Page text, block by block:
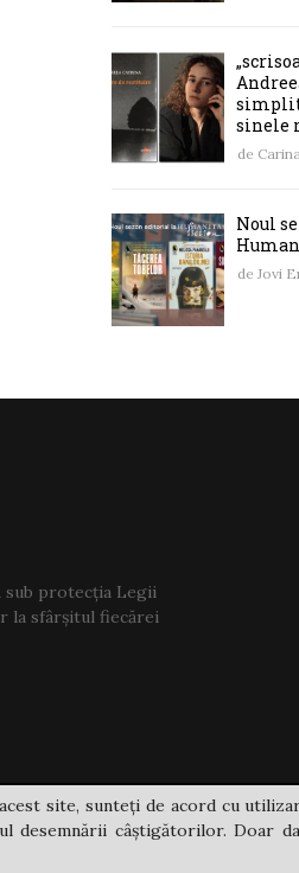
sinele
de
Noul
de Jovi
protecția Legii
la sfârșitul fiecărei
site, sunteți de acord cu
desemnării câștigătorilor. Doar